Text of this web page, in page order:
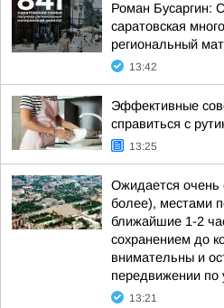
Роман Бусаргин:
саратовская
региональный
13:42
Эффективные
справиться с
13:25
Ожидается
более), местами
ближайшие 1-2
сохранением до
внимательны и
передвижении по
13:21